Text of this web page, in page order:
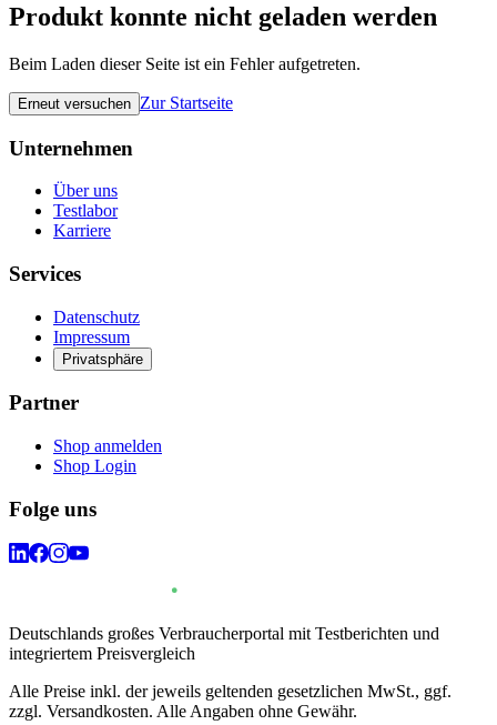
Produkt konnte nicht geladen werden
Beim Laden dieser Seite ist ein Fehler aufgetreten.
Erneut versuchen Zur Startseite
Unternehmen
Über uns
Testlabor
Karriere
Services
Datenschutz
Impressum
Privatsphäre
Partner
Shop anmelden
Shop Login
Folge uns
Deutschlands großes Verbraucherportal mit Testberichten und
integriertem Preisvergleich
Alle Preise inkl. der jeweils geltenden gesetzlichen MwSt., ggf.
zzgl. Versandkosten. Alle Angaben ohne Gewähr.